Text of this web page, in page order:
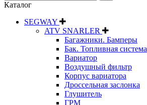
Каталог
SEGWAY
ATV SNARLER
Багажники. Бамперы
Бак. Топливная система
Вариатор
Воздушный фильтр
Корпус вариатора
Дроссельная заслонка
Глушитель
ГРМ